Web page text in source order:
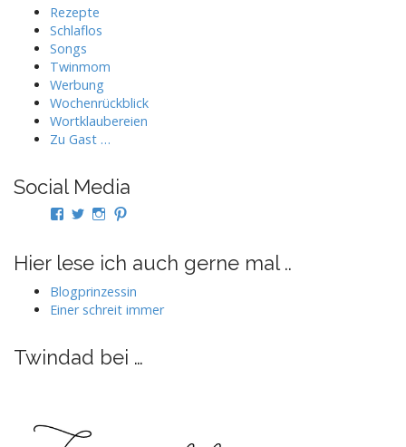
Rezepte
Schlaflos
Songs
Twinmom
Werbung
Wochenrückblick
Wortklaubereien
Zu Gast …
Social Media
Profil
auf
Facebook
anzeigen
Profil
auf
Twitter
anzeigen
Profil
auf
Instagram
anzeigen
Profil
auf
Pinterest
anzeigen
Hier lese ich auch gerne mal ..
Blogprinzessin
Einer schreit immer
Twindad bei …